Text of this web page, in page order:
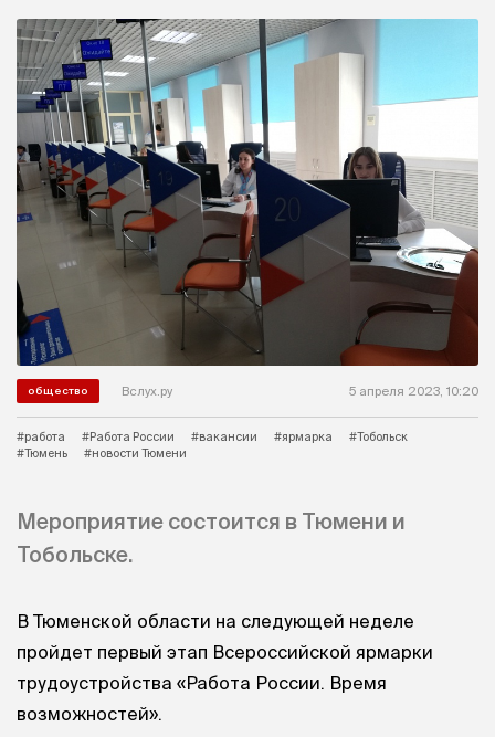
общество Вслух.ру 5 апреля 2023, 10:20
#работа #Работа России #вакансии #ярмарка
#Тобольск
#Тюмень
#новости Тюмени
Мероприятие состоится в Тюмени и
Тобольске.
В Тюменской области на следующей неделе
пройдет первый этап Всероссийской ярмарки
трудоустройства «Работа России. Время
возможностей».